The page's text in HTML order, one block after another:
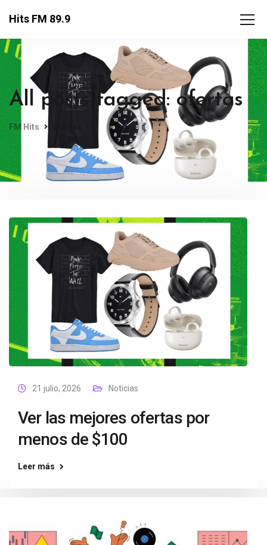
Hits FM 89.9
All posts tagged: ofertas
FM Hits
21 julio, 2026 Noticias
Ver las mejores ofertas por
menos de $100
Leer más